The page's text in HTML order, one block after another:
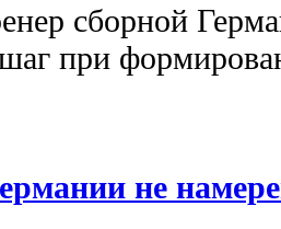
сборной
при
не